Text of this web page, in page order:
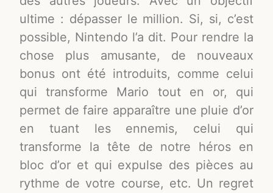
ultime : dépasser le million. Si, si, c’est
possible, Nintendo l’a dit. Pour rendre la
chose plus amusante, de nouveaux
bonus ont été introduits, comme celui
qui transforme Mario tout en or, qui
permet de faire apparaître une pluie d’or
en tuant les ennemis, celui qui
transforme la tête de notre héros en
bloc d’or et qui expulse des pièces au
rythme de votre course, etc. Un regret